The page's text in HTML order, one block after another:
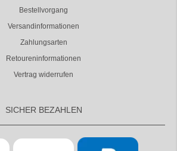
Bestellvorgang
Versandinformationen
Zahlungsarten
Retoureninformationen
Vertrag widerrufen
SICHER BEZAHLEN